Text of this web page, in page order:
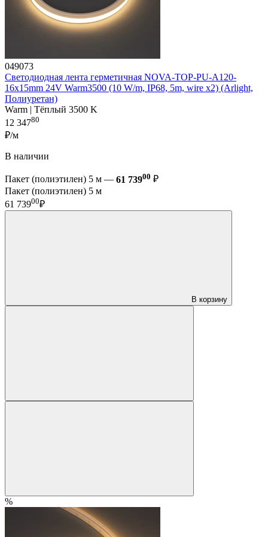
049073
Светодиодная лента герметичная NOVA-TOP-PU-A120-
16x15mm 24V Warm3500 (10 W/m, IP68, 5m, wire x2) (Arlight,
Полиуретан)
Warm | Тёплый 3500 K
12 34780
₽/м
В наличии
Пакет (полиэтилен) 5 м — 61 73900 ₽
Пакет (полиэтилен) 5 м
61 73900₽
В корзину
%